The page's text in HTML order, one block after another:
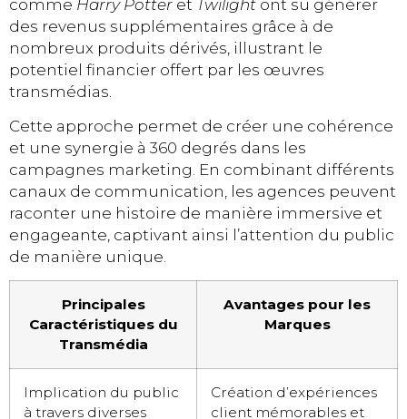
comme Harry Potter et Twilight ont su générer
des revenus supplémentaires grâce à de
nombreux produits dérivés, illustrant le
potentiel financier offert par les œuvres
transmédias.
Cette approche permet de créer une cohérence
et une synergie à 360 degrés dans les
campagnes marketing. En combinant différents
canaux de communication, les agences peuvent
raconter une histoire de manière immersive et
engageante, captivant ainsi l’attention du public
de manière unique.
Principales
Caractéristiques du
Transmédia
Avantages pour les
Marques
Implication du public
à travers diverses
Création d’expériences
client mémorables et